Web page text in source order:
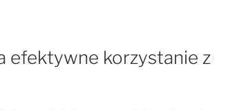
efektywne korzystanie z